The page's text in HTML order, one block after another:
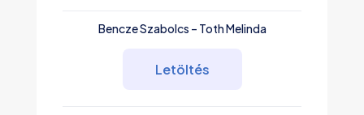
Bencze Szabolcs – Toth Melinda
Letöltés